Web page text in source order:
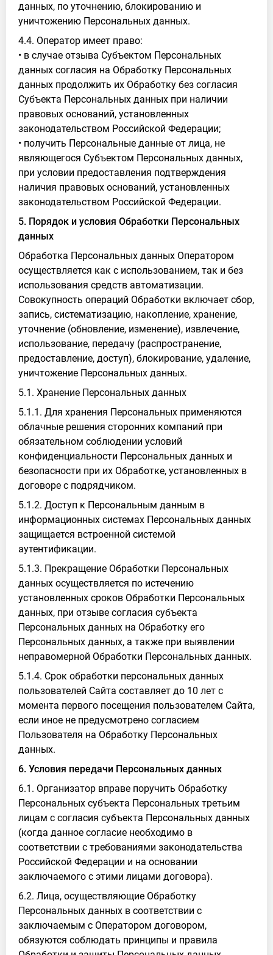
данных, по уточнению, блокированию и
уничтожению Персональных данных.
4.4. Оператор имеет право:
• в случае отзыва Субъектом Персональных
данных согласия на Обработку Персональных
данных продолжить их Обработку без согласия
Субъекта Персональных данных при наличии
правовых оснований, установленных
законодательством Российской Федерации;
• получить Персональные данные от лица, не
являющегося Субъектом Персональных данных,
при условии предоставления подтверждения
наличия правовых оснований, установленных
законодательством Российской Федерации.
5. Порядок и условия Обработки Персональных
данных
Обработка Персональных данных Оператором
осуществляется как с использованием, так и без
использования средств автоматизации.
Совокупность операций Обработки включает сбор,
запись, систематизацию, накопление, хранение,
уточнение (обновление, изменение), извлечение,
использование, передачу (распространение,
предоставление, доступ), блокирование, удаление,
уничтожение Персональных данных.
5.1. Хранение Персональных данных
5.1.1. Для хранения Персональных применяются
облачные решения сторонних компаний при
обязательном соблюдении условий
конфиденциальности Персональных данных и
безопасности при их Обработке, установленных в
договоре с подрядчиком.
5.1.2. Доступ к Персональным данным в
информационных системах Персональных данных
защищается встроенной системой
аутентификации.
5.1.3. Прекращение Обработки Персональных
данных осуществляется по истечению
установленных сроков Обработки Персональных
данных, при отзыве согласия субъекта
Персональных данных на Обработку его
Персональных данных, а также при выявлении
неправомерной Обработки Персональных данных.
5.1.4. Срок обработки персональных данных
пользователей Сайта составляет до 10 лет с
момента первого посещения пользователем Сайта,
если иное не предусмотрено согласием
Пользователя на Обработку Персональных
данных.
6. Условия передачи Персональных данных
6.1. Организатор вправе поручить Обработку
Персональных субъекта Персональных третьим
лицам с согласия субъекта Персональных данных
(когда данное согласие необходимо в
соответствии с требованиями законодательства
Российской Федерации и на основании
заключаемого с этими лицами договора).
6.2. Лица, осуществляющие Обработку
Персональных данных в соответствии с
заключаемым с Оператором договором,
обязуются соблюдать принципы и правила